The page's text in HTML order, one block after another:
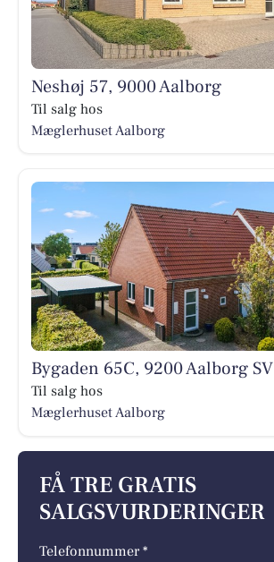
Neshøj 57, 9000 Aalborg
Til salg hos
Mæglerhuset Aalborg
Bygaden 65C, 9200 Aalborg SV
Til salg hos
Mæglerhuset Aalborg
FÅ TRE GRATIS
SALGSVURDERINGER
Telefonnummer *